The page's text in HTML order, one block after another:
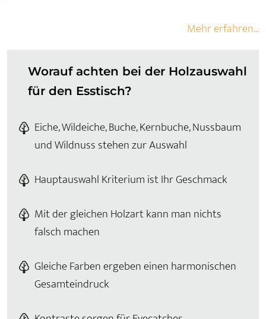
Mehr erfahren...
Worauf achten bei der Holzauswahl
für den Esstisch?
Eiche, Wildeiche, Buche, Kernbuche, Nussbaum
und Wildnuss stehen zur Auswahl
Hauptauswahl Kriterium ist Ihr Geschmack
Mit der gleichen Holzart kann man nichts
falsch machen
Gleiche Farben ergeben einen harmonischen
Gesamteindruck